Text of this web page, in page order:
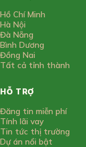
Hồ Chí Minh
Hà Nội
Đà Nẵng
Bình Dương
Đồng Nai
Tất cả tỉnh thành
HỖ TRỢ
Đăng tin miễn phí
Tính lãi vay
Tin tức thị trường
Dự án nổi bật